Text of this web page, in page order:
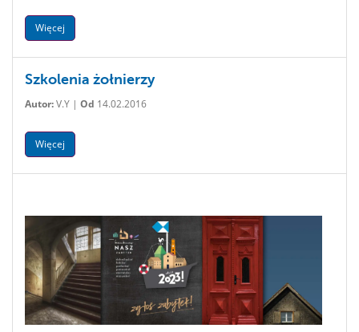
Więcej
Szkolenia żołnierzy
Autor:V.Y | Od 14.02.2016
Więcej